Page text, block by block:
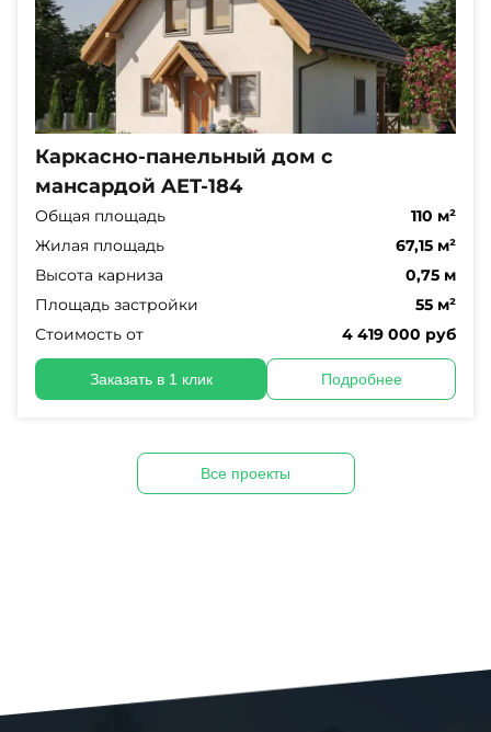
Каркасно-панельный дом с
мансардой AET-184
Общая площадь
110 м²
Жилая площадь
67,15 м²
Высота карниза
0,75 м
Площадь застройки
55 м²
Стоимость от
4 419 000 руб
Заказать в 1 клик Подробнее
Все проекты